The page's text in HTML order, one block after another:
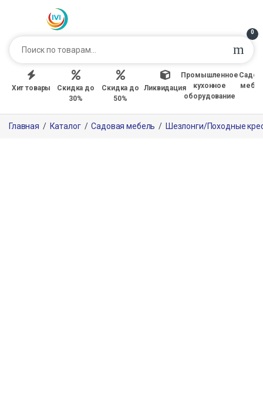
0
Хит товары
Скидка до
30%
Скидка до
50%
Ликвидация
Промышленное
кухонное
оборудование
Главная / Каталог / Садовая мебель / Шезлонги/Походные